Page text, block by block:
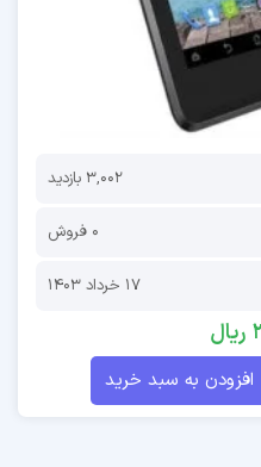
3,002 بازدید
0 فروش
17 خرداد 1403
ریال
افزودن به سبد خرید